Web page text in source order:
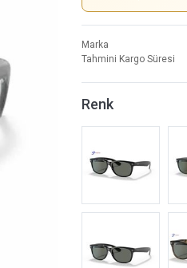
Marka
Tahmini Kargo Süresi
Renk